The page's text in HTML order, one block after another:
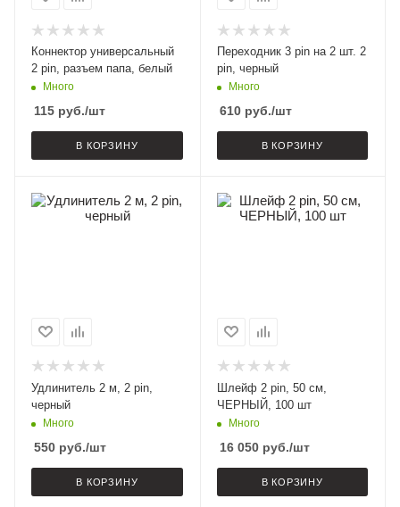
Коннектор универсальный
2 pin, разъем папа, белый
Много
115 руб./шт
В КОРЗИНУ
Переходник 3 pin на 2 шт. 2
pin, черный
Много
610руб./шт
В КОРЗИНУ
Удлинитель 2 м, 2 pin,
черный
Много
550 руб./шт
В КОРЗИНУ
Шлейф 2 pin, 50 см,
ЧЕРНЫЙ, 100 шт
Много
16 050руб./шт
В КОРЗИНУ